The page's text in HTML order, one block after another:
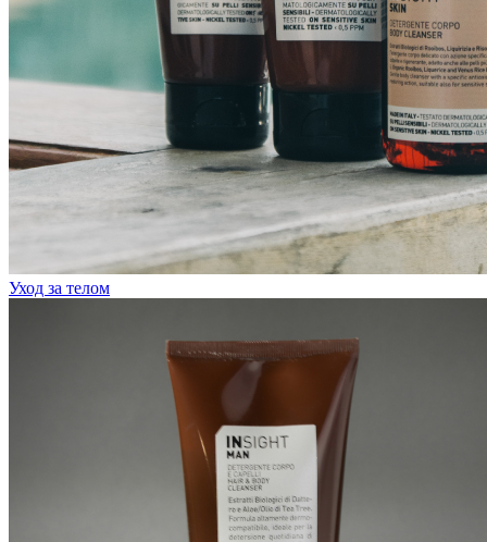
Уход за телом